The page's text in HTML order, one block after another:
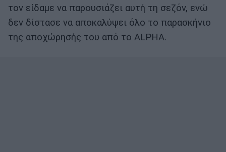
τον είδαμε να παρουσιάζει αυτή τη σεζόν, ενώ
δεν δίστασε να αποκαλύψει όλο το παρασκήνιο
της αποχώρησής του από το ALPHA.